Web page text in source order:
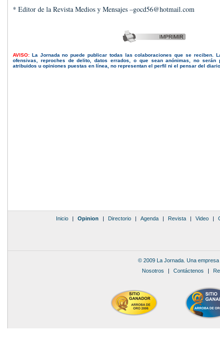
* Editor de la Revista Medios y Mensajes –gocd56@hotmail.com
AVISO: La Jornada no puede publicar todas las colaboraciones que se reciben.
ofensivas, reproches de delito, datos errados, o que sean anónimas, no serán
atribuidos u opiniones puestas en línea, no representan el perfil ni el pensar del
Inicio | Opinion | Directorio | Agenda | Revista | Video |
© 2009 La Jornada. Una
Nosotros | Contáctenos |